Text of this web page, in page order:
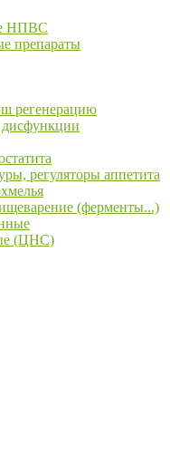
НПВС
препараты
регенерацию
дисфункции
регуляторы аппетита
(ферменты...)
(ЦНС)